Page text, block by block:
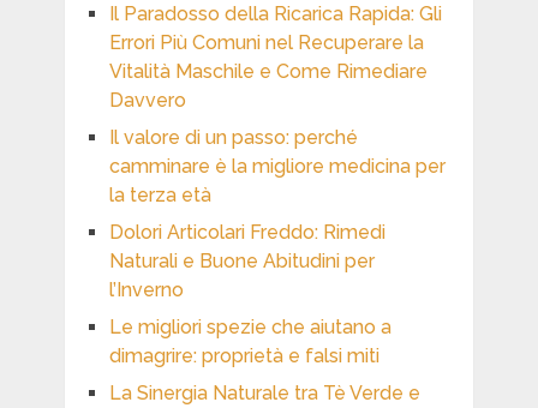
Il Paradosso della Ricarica Rapida: Gli
Errori Più Comuni nel Recuperare la
Vitalità Maschile e Come Rimediare
Davvero
Il valore di un passo: perché
camminare è la migliore medicina per
la terza età
Dolori Articolari Freddo: Rimedi
Naturali e Buone Abitudini per
l’Inverno
Le migliori spezie che aiutano a
dimagrire: proprietà e falsi miti
La Sinergia Naturale tra Tè Verde e